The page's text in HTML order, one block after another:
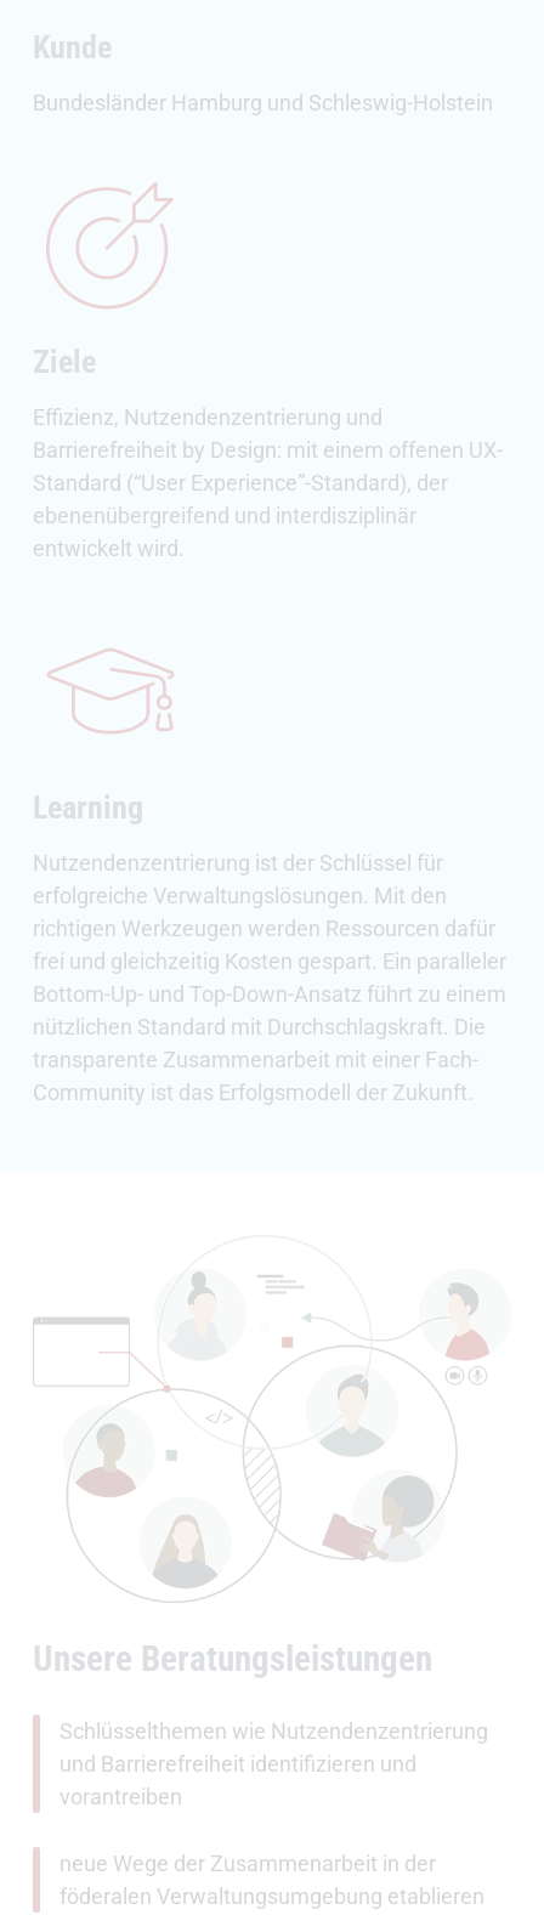
Kunde
Bundesländer Hamburg und Schleswig-Holstein
Ziele
Effizienz, Nutzendenzentrierung und
Barrierefreiheit by Design: mit einem offenen UX-
Standard (“User Experience”-Standard), der
ebenenübergreifend und interdisziplinär
entwickelt wird.
Learning
Nutzendenzentrierung ist der Schlüssel für
erfolgreiche Verwaltungslösungen. Mit den
richtigen Werkzeugen werden Ressourcen dafür
frei und gleichzeitig Kosten gespart. Ein paralleler
Bottom-Up- und Top-Down-Ansatz führt zu einem
nützlichen Standard mit Durchschlagskraft. Die
transparente Zusammenarbeit mit einer Fach-
Community ist das Erfolgsmodell der Zukunft.
Unsere Beratungsleistungen
Schlüsselthemen wie Nutzendenzentrierung
und Barrierefreiheit identifizieren und
vorantreiben
neue Wege der Zusammenarbeit in der
föderalen Verwaltungsumgebung etablieren